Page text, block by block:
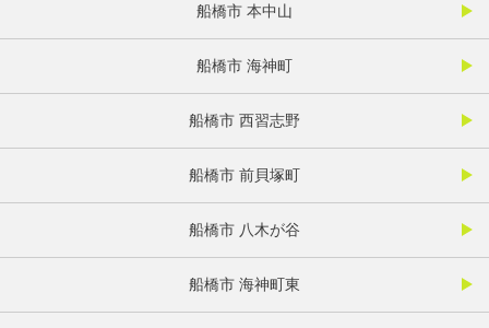
船橋市 本中山
船橋市 海神町
船橋市 西習志野
船橋市 前貝塚町
船橋市 八木が谷
船橋市 海神町東